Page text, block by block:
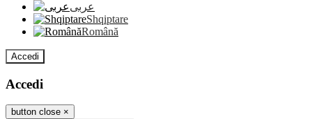
عربى
Shqiptare
Română
Accedi
Accedi
button close ×